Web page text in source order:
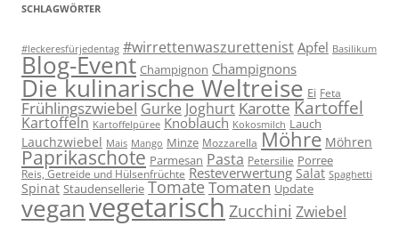
SCHLAGWÖRTER
#leckeresfürjedentag #wirrettenwaszurettenist Apfel Basilikum
Blog-Event Champignon Champignons
Die kulinarische Weltreise Ei Feta
Frühlingszwiebel Gurke Joghurt Karotte Kartoffel
Kartoffeln Kartoffelpüree Knoblauch Kokosmilch Lauch
Lauchzwiebel Mais Mango Minze Mozzarella Möhre Möhren
Paprikaschote Parmesan Pasta Petersilie Porree
Reis, Getreide und Hülsenfrüchte Resteverwertung Salat Spaghetti
Spinat Staudensellerie TomateTomaten Update
veganvegetarisch Zucchini Zwiebel